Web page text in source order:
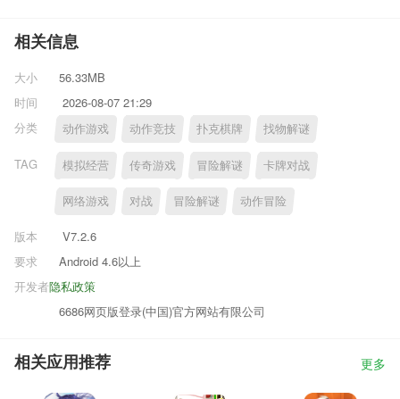
相关信息
大小
56.33MB
时间
2026-08-07 21:29
分类
动作游戏 动作竞技 扑克棋牌 找物解谜
TAG 模拟经营 传奇游戏 冒险解谜 卡牌对战
网络游戏 对战 冒险解谜 动作冒险
版本
V7.2.6
要求
Android 4.6以上
隐私政策
开发者
6686网页版登录(中国)官方网站有限公司
相关应用推荐 更多